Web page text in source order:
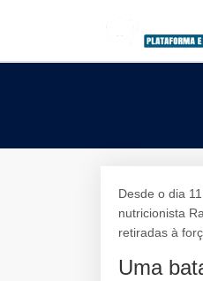
Desde o dia
nutricionista
retiradas à
Uma